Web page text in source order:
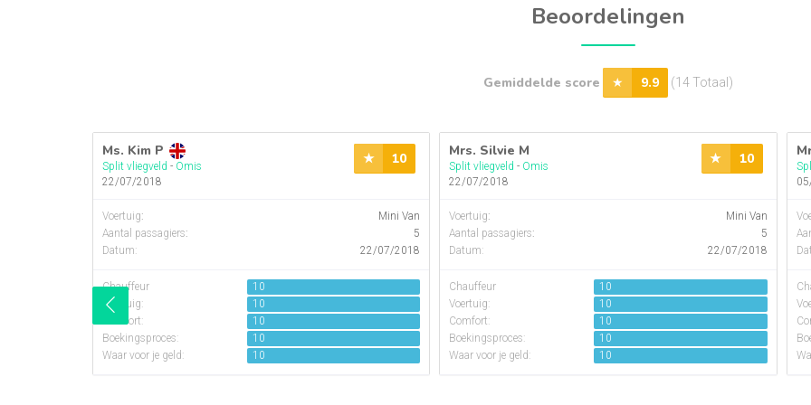
Beoordelingen
Gemiddelde score 9.9 (14 Totaal)
Ms. Kim P
Split vliegveld - Omis
22/07/2018
Voertuig:
Mini Van
Aantal passagiers:
5
Datum:
22/07/2018
Chauffeur
10
Voertuig:
10
Comfort:
10
Boekingsproces:
10
Waar voor je geld:
10
10 Mrs. Silvie M
Split vliegveld - Omis
22/07/2018
Voertuig:
Mini Van
Aantal passagiers:
5
Datum:
22/07/2018
Chauffeur
10
Voertuig:
10
Comfort:
10
Boekingsproces:
10
Waar voor je geld:
10
10